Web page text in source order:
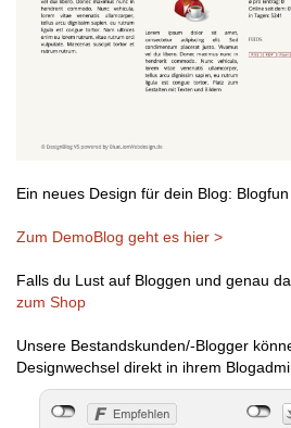
Ein neues Design für dein Blog: Blogfun
Zum DemoBlog geht es hier >
Falls du Lust auf Bloggen und genau
zum Shop
Unsere Bestandskunden/-Blogger
Designwechsel direkt in ihrem